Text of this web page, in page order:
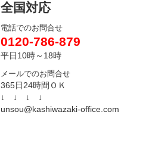
全国対応
電話でのお問合せ
0120-786-879
平日10時～18時
メールでのお問合せ
365日24時間ＯＫ
↓ ↓ ↓ ↓
unsou@kashiwazaki-office.com